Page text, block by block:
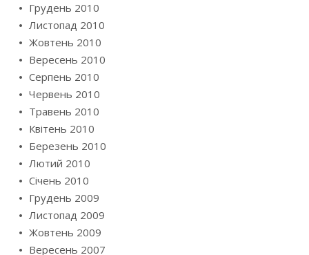
Грудень 2010
Листопад 2010
Жовтень 2010
Вересень 2010
Серпень 2010
Червень 2010
Травень 2010
Квітень 2010
Березень 2010
Лютий 2010
Січень 2010
Грудень 2009
Листопад 2009
Жовтень 2009
Вересень 2007